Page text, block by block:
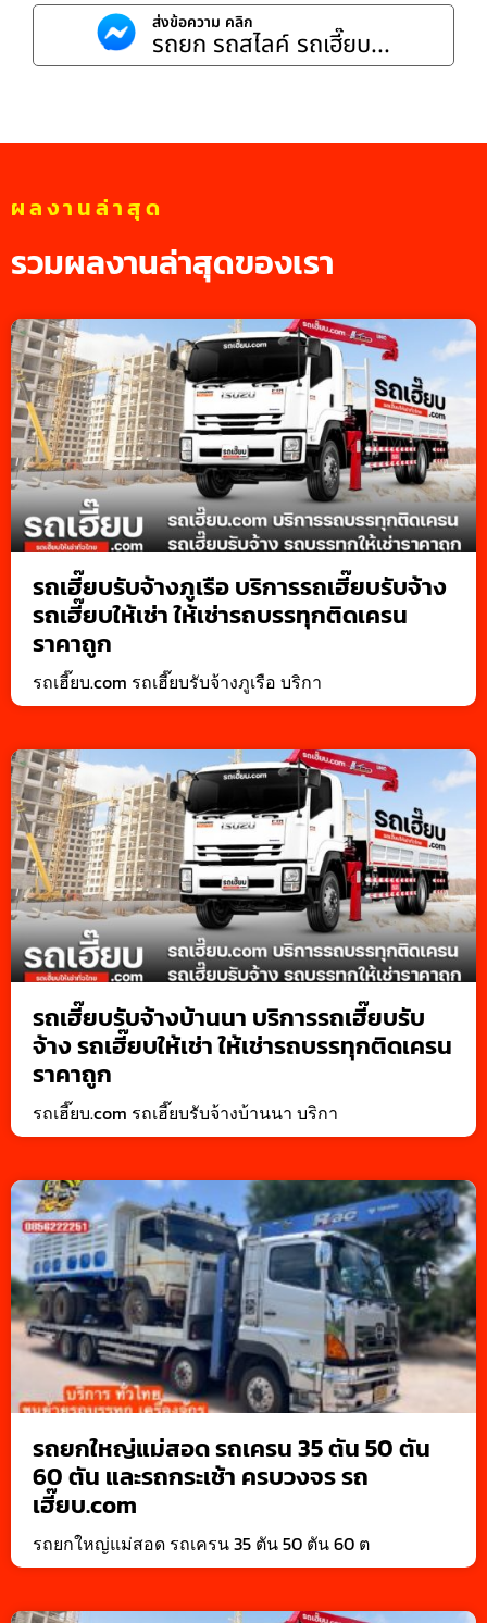
ส่งข้อความ คลิก
รถยก รถสไลค์ รถเฮี๊ยบ...
ผลงานล่าสุด
รวมผลงานล่าสุดของเรา
รถเฮี๊ยบรับจ้างภูเรือ บริการรถเฮี๊ยบรับจ้าง
รถเฮี๊ยบให้เช่า ให้เช่ารถบรรทุกติดเครน
ราคาถูก
รถเฮี๊ยบ.com รถเฮี๊ยบรับจ้างภูเรือ บริกา
รถเฮี๊ยบรับจ้างบ้านนา บริการรถเฮี๊ยบรับ
จ้าง รถเฮี๊ยบให้เช่า ให้เช่ารถบรรทุกติดเครน
ราคาถูก
รถเฮี๊ยบ.com รถเฮี๊ยบรับจ้างบ้านนา บริกา
รถยกใหญ่แม่สอด รถเครน 35 ตัน 50 ตัน
60 ตัน และรถกระเช้า ครบวงจร รถ
เฮี๊ยบ.com
รถยกใหญ่แม่สอด รถเครน 35 ตัน 50 ตัน 60 ต